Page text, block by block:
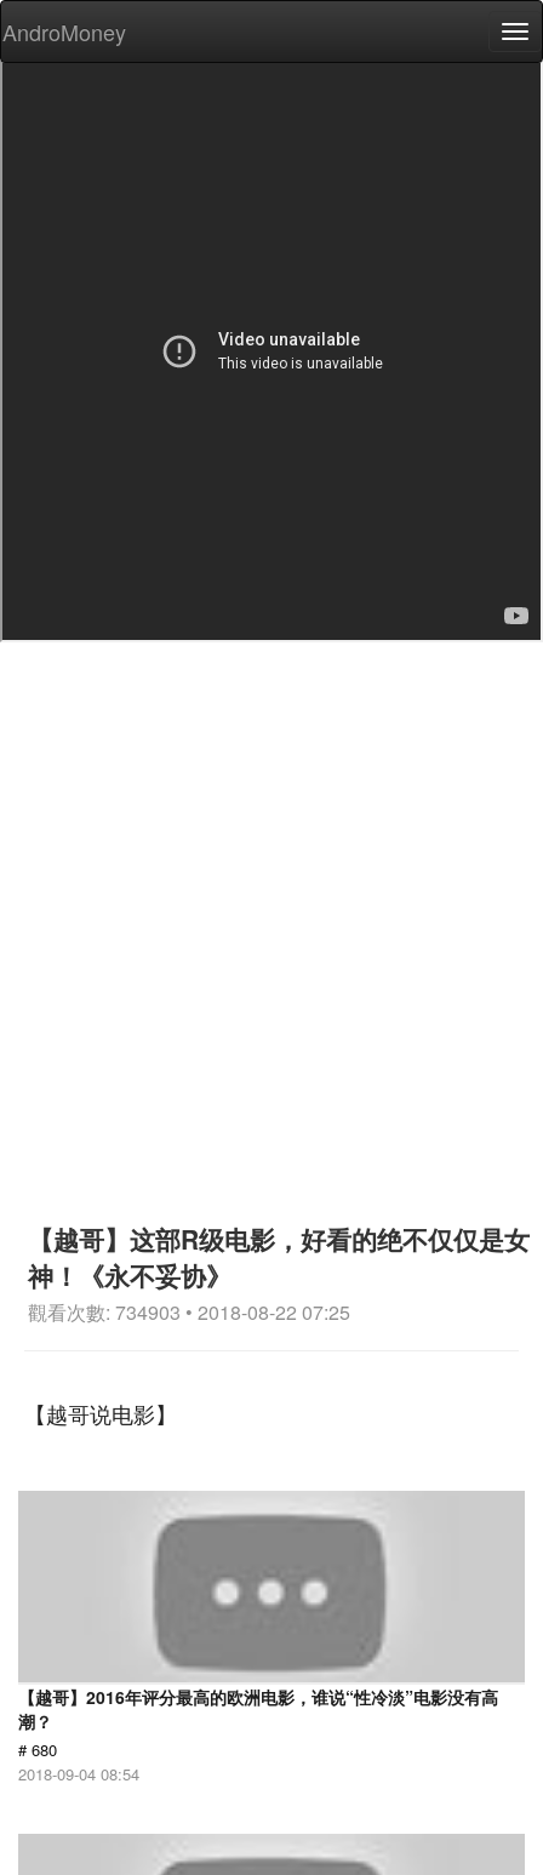
AndroMoney
【越哥】这部R级电影，好看的绝不仅仅是女
神！《永不妥协》
觀看次數: 734903 • 2018-08-22 07:25
【越哥说电影】
【越哥】2016年评分最高的欧洲电影，谁说“性冷淡”电影没有高
潮？
# 680
2018-09-04 08:54